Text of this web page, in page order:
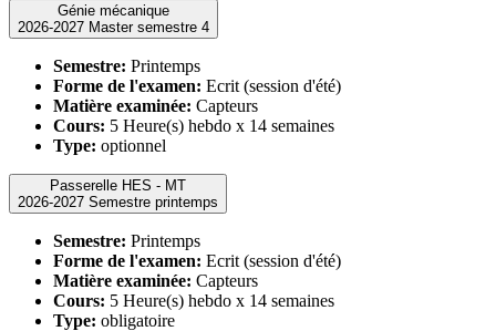
Génie mécanique
2026-2027 Master semestre 4
Semestre: Printemps
Forme de l'examen: Ecrit (session d'été)
Matière examinée: Capteurs
Cours: 5 Heure(s) hebdo x 14 semaines
Type: optionnel
Passerelle HES - MT
2026-2027 Semestre printemps
Semestre: Printemps
Forme de l'examen: Ecrit (session d'été)
Matière examinée: Capteurs
Cours: 5 Heure(s) hebdo x 14 semaines
Type: obligatoire